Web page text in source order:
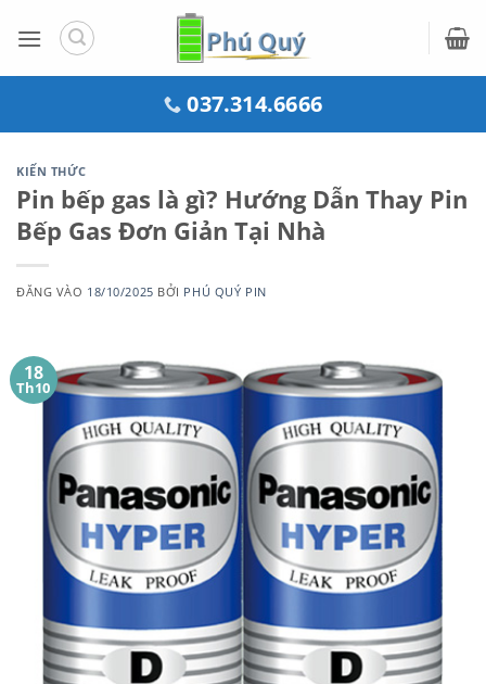
qua
037.314.6666
KIẾN THỨC
Pin bếp gas là gì? Hướng Dẫn Thay Pin
Bếp Gas Đơn Giản Tại Nhà
ĐĂNG VÀO 18/10/2025 BỞI PHÚ QUÝ PIN
18
Th10